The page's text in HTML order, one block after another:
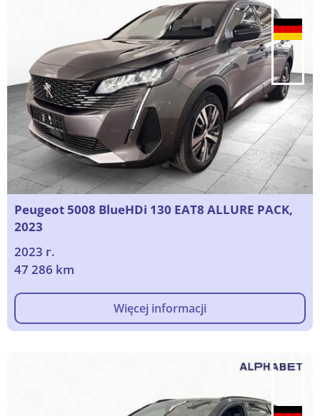
Peugeot 5008 BlueHDi 130 EAT8 ALLURE PACK,
2023
2023 г.
47 286 km
Więcej informacji